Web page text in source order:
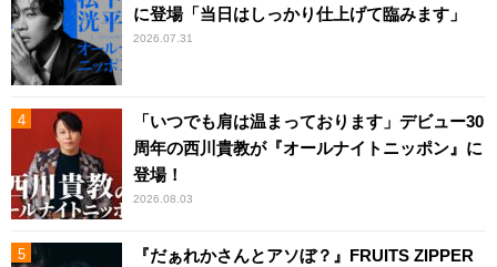
に登場「当日はしっかり仕上げて臨みます」
2026.07.31
「いつでも肩は温まっております」デビュー30
周年の西川貴教が『オールナイトニッポン』に
登場！
2026.08.03
『だぁれかさんとアソぼ？』FRUITS ZIPPER